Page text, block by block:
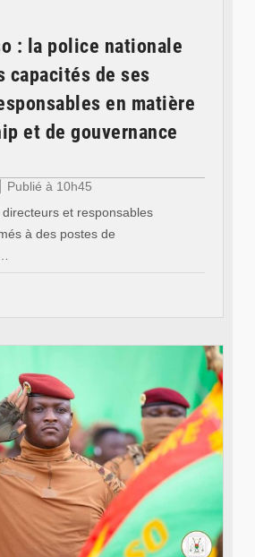
: la police nationale
capacités de ses
en matière
et de gouvernance
Publié à 10h45
et responsables
à des postes de